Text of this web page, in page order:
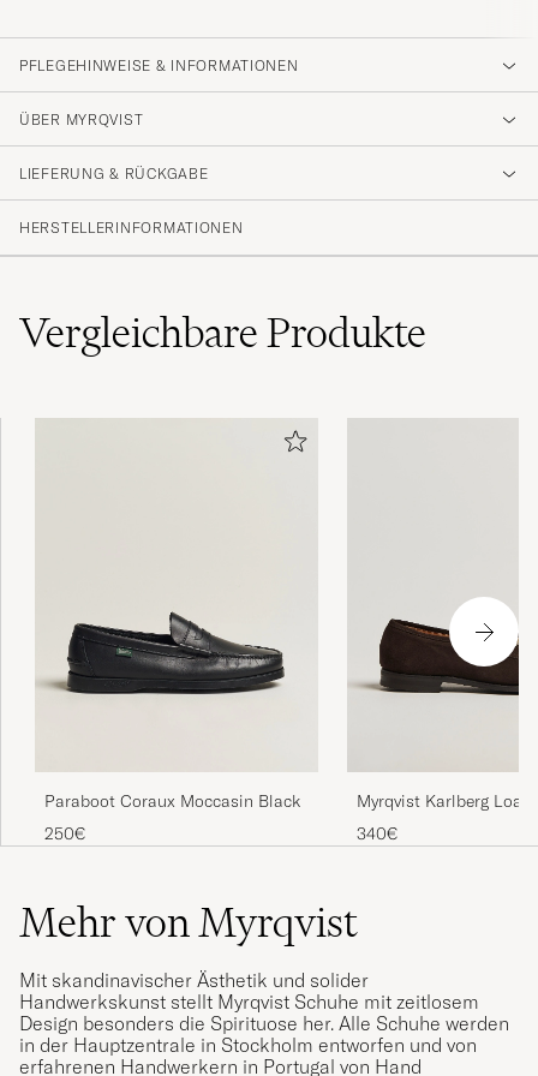
PFLEGEHINWEISE & INFORMATIONEN
ÜBER MYRQVIST
LIEFERUNG & RÜCKGABE
HERSTELLERINFORMATIONEN
VergleichbareProdukte
Paraboot Coraux Moccasin Black
250€
Myrqvist Karlberg
Brown Suede
340€
Mehr von Myrqvist
Mit skandinavischer Ästhetik und solider
Handwerkskunst stellt Myrqvist Schuhe mit zeitlosem
Design besonders die Spirituose her. Alle Schuhe werden
in der Hauptzentrale in Stockholm entworfen und von
erfahrenen Handwerkern in Portugal von Hand